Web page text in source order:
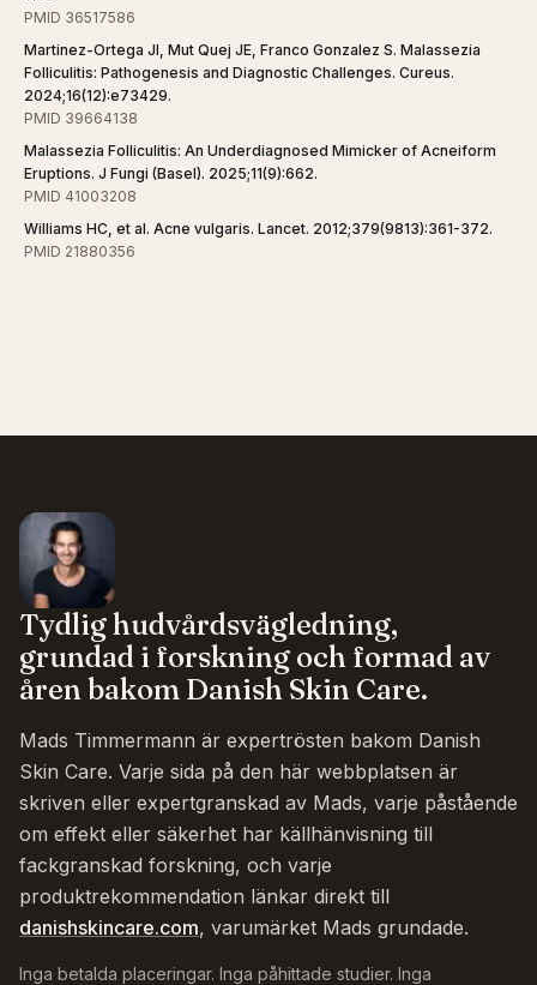
PMID 36517586
Martinez-Ortega JI, Mut Quej JE, Franco Gonzalez S. Malassezia
Folliculitis: Pathogenesis and Diagnostic Challenges. Cureus.
2024;16(12):e73429.
PMID 39664138
Malassezia Folliculitis: An Underdiagnosed Mimicker of Acneiform
Eruptions. J Fungi (Basel). 2025;11(9):662.
PMID 41003208
Williams HC, et al. Acne vulgaris. Lancet. 2012;379(9813):361-372.
PMID 21880356
Tydlig hudvårdsvägledning,
grundad i forskning och formad av
åren bakom Danish Skin Care.
Mads Timmermann är expertrösten bakom Danish
Skin Care. Varje sida på den här webbplatsen är
skriven eller expertgranskad av Mads, varje påstående
om effekt eller säkerhet har källhänvisning till
fackgranskad forskning, och varje
produktrekommendation länkar direkt till
danishskincare.com, varumärket Mads grundade.
Inga betalda placeringar. Inga påhittade studier. Inga